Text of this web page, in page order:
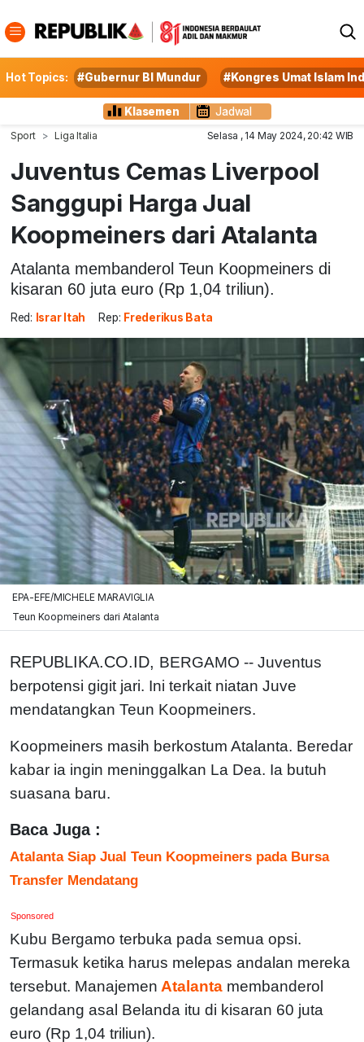
Hot Topics: #Gubernur BI Mundur #Kongres Umat Islam
Klasemen Jadwal
Sport Liga Italia Selasa , 14 May 2024, 20:42 WIB
Juventus Cemas Liverpool
Sanggupi Harga Jual
Koopmeiners dari Atalanta
Atalanta membanderol Teun Koopmeiners di
kisaran 60 juta euro (Rp 1,04 triliun).
Red: Israr Itah Rep: Frederikus Bata
EPA-EFE/MICHELE MARAVIGLIA
Teun Koopmeiners dari Atalanta
REPUBLIKA.CO.ID, BERGAMO -- Juventus
berpotensi gigit jari. Ini terkait niatan Juve
mendatangkan Teun Koopmeiners.
Koopmeiners masih berkostum Atalanta. Beredar
kabar ia ingin meninggalkan La Dea. Ia butuh
suasana baru.
Baca Juga :
Atalanta Siap Jual Teun Koopmeiners pada Bursa
Transfer Mendatang
Sponsored
Kubu Bergamo terbuka pada semua opsi.
Termasuk ketika harus melepas andalan mereka
tersebut. Manajemen Atalanta membanderol
gelandang asal Belanda itu di kisaran 60 juta
euro (Rp 1,04 triliun).